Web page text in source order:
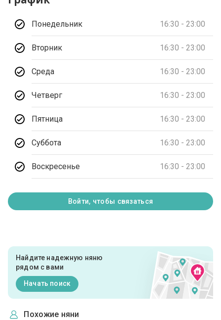
Понедельник 16:30 - 23:00
Вторник 16:30 - 23:00
Среда 16:30 - 23:00
Четверг 16:30 - 23:00
Пятница 16:30 - 23:00
Суббота 16:30 - 23:00
Воскресенье 16:30 - 23:00
Войти, чтобы связаться
Найдите надежную няню
рядом с вами
Начать поиск
Похожие няни